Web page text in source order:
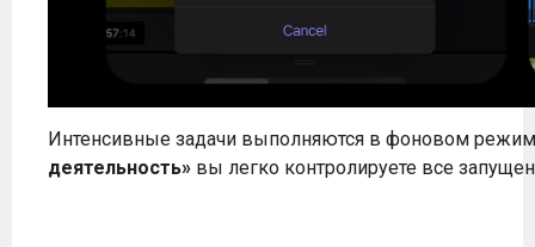
Интенсивные задачи выполняются в фоновом
деятельность» вы легко контролируете все